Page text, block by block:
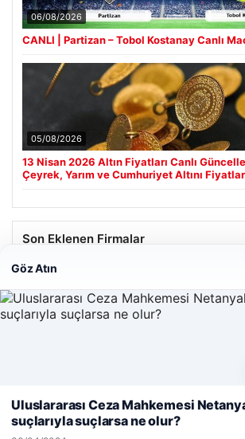
06/08/2026
CANLI | Partizan – Tobol Kostanay Canlı
05/08/2026
13 Nisan 2026 Altın Fiyatları Canlı
Çeyrek, Yarım ve Cumhuriyet Altını
Son Eklenen Firmalar
Hastaş Beton
26/05/2026
© 2026 Kimce – Güncel Haberler
Web sitemizi nasıl kullandığınızı daha iyi
kullanıyoruz.Çerez Politikamız
Reddet
Göz Atın
Uluslararası Ceza Mahkemesi
suçlarıyla suçlarsa ne olur?